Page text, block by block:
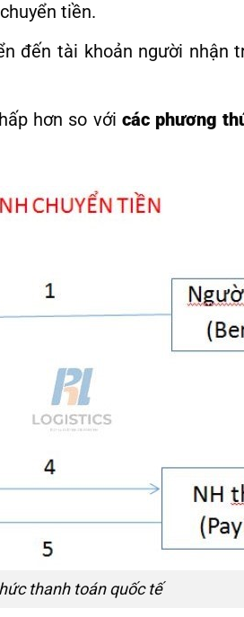
tiền.
đến tài khoản người nhận
hơn so với các phương
thanh toán quốc tế